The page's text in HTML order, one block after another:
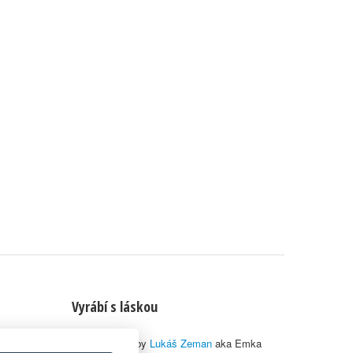
Vyrábí s láskou
© 2010–2026 by Lukáš Zeman aka Emka